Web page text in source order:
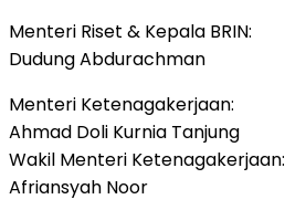
Menteri Riset & Kepala BRIN:
Dudung Abdurachman
Menteri Ketenagakerjaan:
Ahmad Doli Kurnia Tanjung
Wakil Menteri Ketenagakerjaan:
Afriansyah Noor